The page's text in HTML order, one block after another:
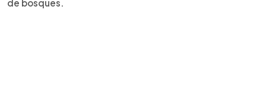
de bosques.